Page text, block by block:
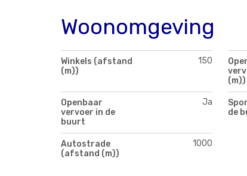
Woonomgeving
Winkels (afstand
(m))
150
(m))
Openbaar
vervoer in de
buurt
Ja
de
Autostrade
(afstand (m))
1000